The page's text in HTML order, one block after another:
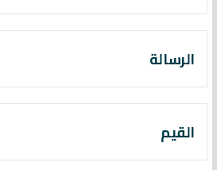
الرسالة
القيم